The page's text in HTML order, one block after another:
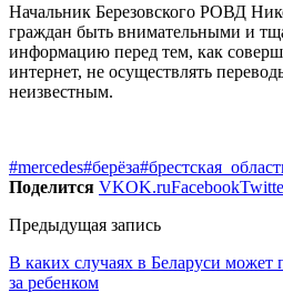
Начальник Березовского РОВД
граждан быть внимательными и
информацию перед тем, как
интернет, не осуществлять
неизвестным.
#mercedes#берёза
Поделится VKOK.ruFacebook
Предыдущая запись
В каких случаях в Беларуси может
за ребенком